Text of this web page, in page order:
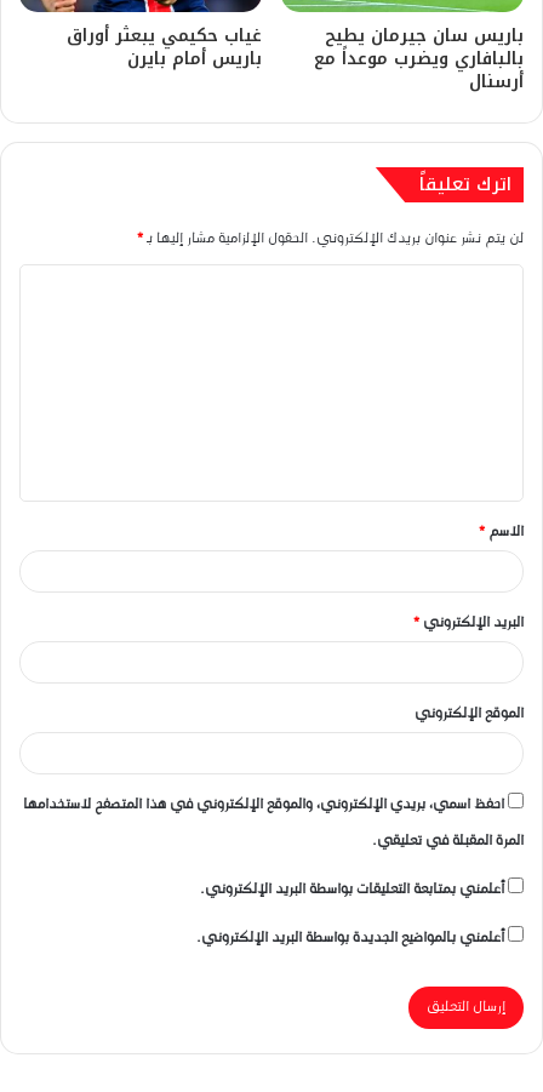
باريس سان جيرمان يطيح
بالبافاري ويضرب موعداً مع
أرسنال
غياب حكيمي يبعثر أوراق
باريس أمام بايرن
اترك تعليقاً
لن يتم نشر عنوان بريدك الإلكتروني. الحقول الإلزامية مشار إليها بـ*
ق
*
الاسم *
البريد الإلكتروني *
الموقع الإلكتروني
احفظ اسمي، بريدي الإلكتروني، والموقع الإلكتروني في هذا المتصفح لاستخدامها
المرة المقبلة في تعليقي.
أعلمني بمتابعة التعليقات بواسطة البريد الإلكتروني.
أعلمني بالمواضيع الجديدة بواسطة البريد الإلكتروني.